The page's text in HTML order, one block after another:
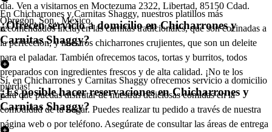
día. Ven a visitarnos en Moctezuma 2322, Libertad, 85150 Cdad.
Obregón, Son., México.
En Chicharrones y Carnitas Shaggy, nuestros platillos más
recomendados incluyen las carnitas tradicionales, que son cocinadas a
la perfección, y nuestros chicharrones crujientes, que son un deleite
para el paladar. También ofrecemos tacos, tortas y burritos, todos
preparados con ingredientes frescos y de alta calidad. ¡No te los
pierdas!
¿Ofrecen servicio a domicilio en Chicharrones y
Carnitas Shaggy?
Sí, en Chicharrones y Carnitas Shaggy ofrecemos servicio a domicilio
para que puedas disfrutar de nuestras deliciosas comidas en la
comodidad de tu hogar. Puedes realizar tu pedido a través de nuestra
página web o por teléfono. Asegúrate de consultar las áreas de entrega
¿Es posible hacer reservaciones en Chicharrones y
Carnitas Shaggy?